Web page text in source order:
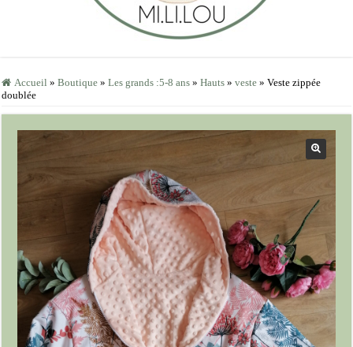
Accueil » Boutique » Les grands :5-8 ans » Hauts » veste » Veste zippée
doublée